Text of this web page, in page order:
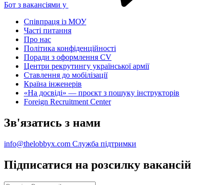
Бот з вакансіями у
Співпраця із МОУ
Часті питання
Про нас
Політика конфіденційності
Поради з оформлення CV
Центри рекрутингу української армії
Ставлення до мобілізації
Країна інженерів
«На досвіді» — проєкт з пошуку інструкторів
Foreign Recruitment Center
Зв'язатись з нами
info@thelobbyx.com Служба підтримки
Підписатися на розсилку вакансій